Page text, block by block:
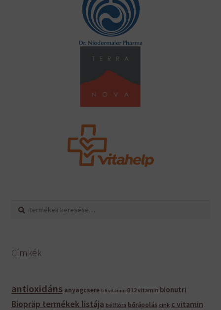
Keresés
Keresés
Címkék
antioxidáns anyagcsere b6 vitamin B12 vitamin bionutri
Biopräp termékek listája bélflóra bőrápolás cink c vitamin